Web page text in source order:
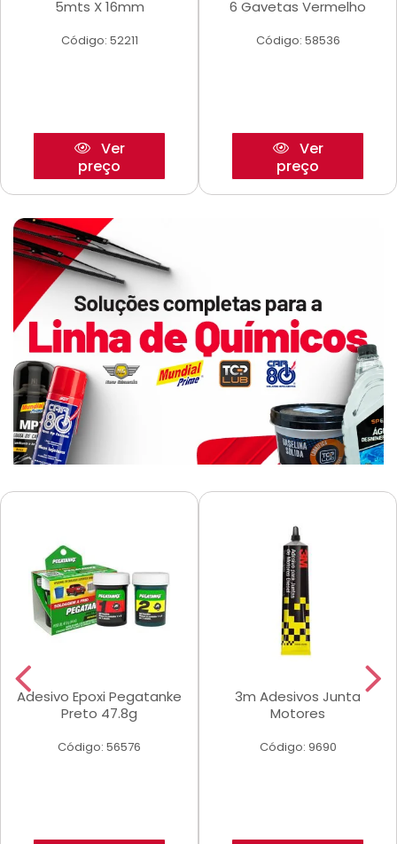
5mts X 16mm
Código: 52211
Ver
preço
6 Gavetas Vermelho
Código: 58536
Ver
preço
Adesivo Epoxi Pegatanke
Preto 47.8g
Código: 56576
3m Adesivos Junta
Motores
Código: 9690